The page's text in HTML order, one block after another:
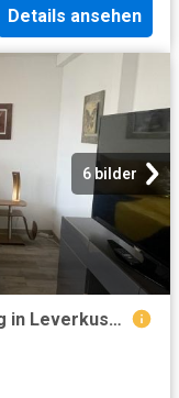
Details ansehen
6 bilder
Ruhig und Zentral schöne Wohnung in Leverkusen – zeitwohnen.de